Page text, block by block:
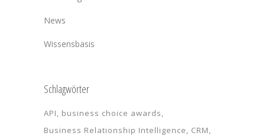
News
Wissensbasis
Schlagwörter
API
business choice awards
Business Relationship Intelligence
CRM